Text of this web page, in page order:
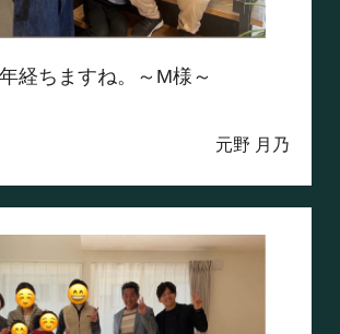
経ちますね。～M様～
元野 月乃